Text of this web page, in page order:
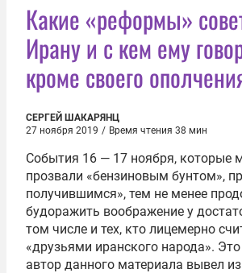
Какие «реформы»
Ирану и с кем ему
кроме своего
СЕРГЕЙ ШАКАРЯНЦ
27 ноября 2019 / Время чтения 38 мин
События 16 — 17 ноября, которые
прозвали «бензиновым бунтом»,
получившимся», тем не менее
будоражить воображение у
том числе и тех, кто лицемерно
«друзьями иранского народа».
автор данного материала вывел из